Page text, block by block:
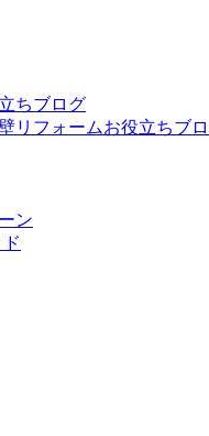
ちブログ
リフォームお役立ちブロ
ン